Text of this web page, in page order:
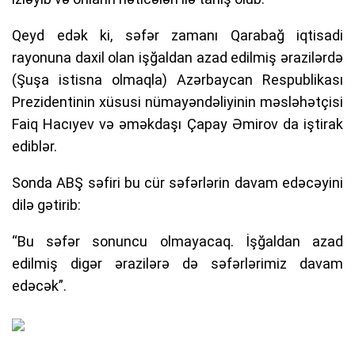
Qeyd edək ki, səfər zamanı Qarabağ iqtisadi
rayonuna daxil olan işğaldan azad edilmiş ərazilərdə
(Şuşa istisna olmaqla) Azərbaycan Respublikası
Prezidentinin xüsusi nümayəndəliyinin məsləhətçisi
Faiq Hacıyev və əməkdaşı Çapay Əmirov da iştirak
ediblər.
Sonda ABŞ səfiri bu cür səfərlərin davam edəcəyini
dilə gətirib:
“Bu səfər sonuncu olmayacaq. İşğaldan azad
edilmiş digər ərazilərə də səfərlərimiz davam
edəcək”.